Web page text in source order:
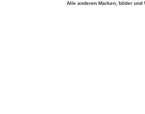
Alle anderen Marken, bilder und